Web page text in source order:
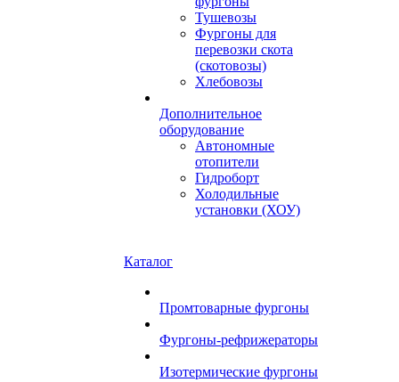
Тушевозы
Фургоны для
перевозки скота
(скотовозы)
Хлебовозы
Дополнительное
оборудование
Автономные
отопители
Гидроборт
Холодильные
установки (ХОУ)
Каталог
Промтоварные фургоны
Фургоны-рефрижераторы
Изотермические фургоны